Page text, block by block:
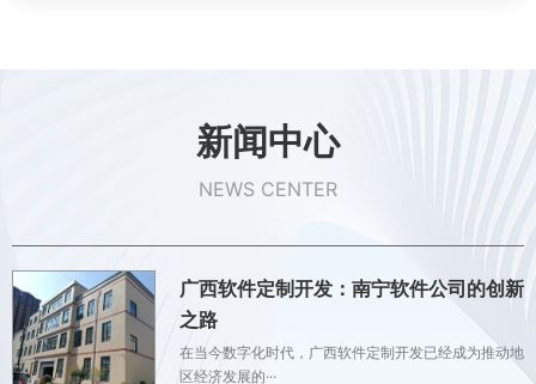
新闻中心
NEWS CENTER
广西软件定制开发：南宁软件公司的创新
之路
在当今数字化时代，广西软件定制开发已经成为推动地
区经济发展的···